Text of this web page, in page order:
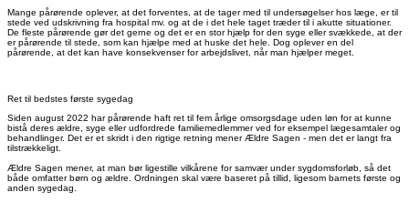
Mange pårørende oplever, at det forventes, at de tager med til undersøgelser hos læge, er til
stede ved udskrivning fra hospital mv. og at de i det hele taget træder til i akutte situationer.
De fleste pårørende gør det gerne og det er en stor hjælp for den syge eller svækkede, at der
er pårørende til stede, som kan hjælpe med at huske det hele. Dog oplever en del
pårørende, at det kan have konsekvenser for arbejdslivet, når man hjælper meget.
Ret til bedstes første sygedag
Siden august 2022 har pårørende haft ret til fem årlige omsorgsdage uden løn for at kunne
bistå deres ældre, syge eller udfordrede familiemedlemmer ved for eksempel lægesamtaler og
behandlinger. Det er et skridt i den rigtige retning mener Ældre Sagen - men det er langt fra
tilstrækkeligt.
Ældre Sagen mener, at man bør ligestille vilkårene for samvær under sygdomsforløb, så det
både omfatter børn og ældre. Ordningen skal være baseret på tillid, ligesom barnets første og
anden sygedag.